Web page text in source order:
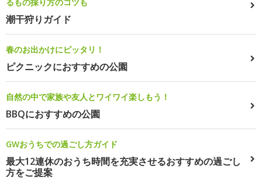
るもの採り方のコツも
潮干狩りガイド
春のお出かけにピッタリ！
ピクニックにおすすめの公園
自然の中で家族や友人とワイワイ楽しもう！
BBQにおすすめの公園
GWおうちでの過ごし方ガイド
最大12連休のおうち時間を充実させるおすすめの過ごし
方をご提案